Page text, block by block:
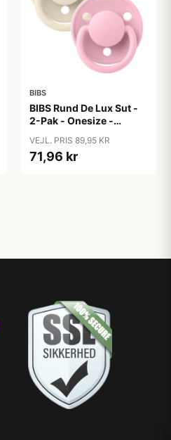
BIBS
BIBS Rund De Lux Sut -
2-Pak - Onesize -
Pink
VEJL. PRIS 89,95 KR
71,96 kr